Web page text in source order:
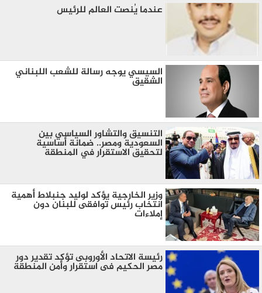
عندما يُنصت العالم للرئيس
السيسي يوجه رسالة للشعب اللبناني
الشقيق
التنسيق والتشاور السياسي بين
السعودية ومصر.. ضمانة أساسية
لتحقيق الاستقرار في المنطقة
وزير الخارجية يؤكد لوليد جنبلاط أهمية
انتخاب رئيس توافقى للبنان دون
إملاءات
رئيسة الاتحاد الأوروبى تؤكد تقدير دور
مصر الحكيم فى استقرار وأمن المنطقة